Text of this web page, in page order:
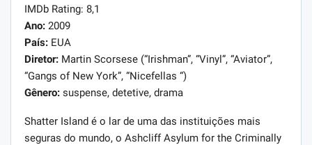
IMDb Rating: 8,1
Ano: 2009
País: EUA
Diretor: Martin Scorsese (“Irishman”, “Vinyl”, “Aviator”,
“Gangs of New York”, “Nicefellas “)
Gênero: suspense, detetive, drama
Shatter Island é o lar de uma das instituições mais
seguras do mundo, o Ashcliff Asylum for the Criminally